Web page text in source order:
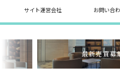
サイト運営会社 お問い合
最新売買募